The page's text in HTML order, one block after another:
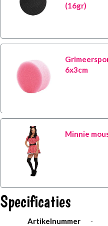
(16gr)
6x3cm
Minnie
Specificaties
Artikelnummer
-